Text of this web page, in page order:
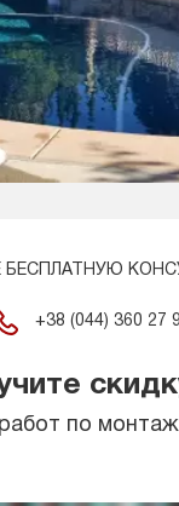
БЕСПЛАТНУЮ
+38 (044) 360 27
по